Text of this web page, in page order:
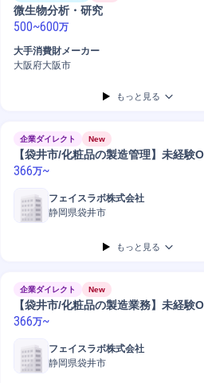
微生物分析・研究
500~600万
大手消費財メーカー
大阪府大阪市
もっと見る
企業ダイレクト New
【袋井市/化粧品の製造管理】未経
366万~
フェイスラボ株式会社
静岡県袋井市
もっと見る
企業ダイレクト New
【袋井市/化粧品の製造業務】未経
366万~
フェイスラボ株式会社
静岡県袋井市